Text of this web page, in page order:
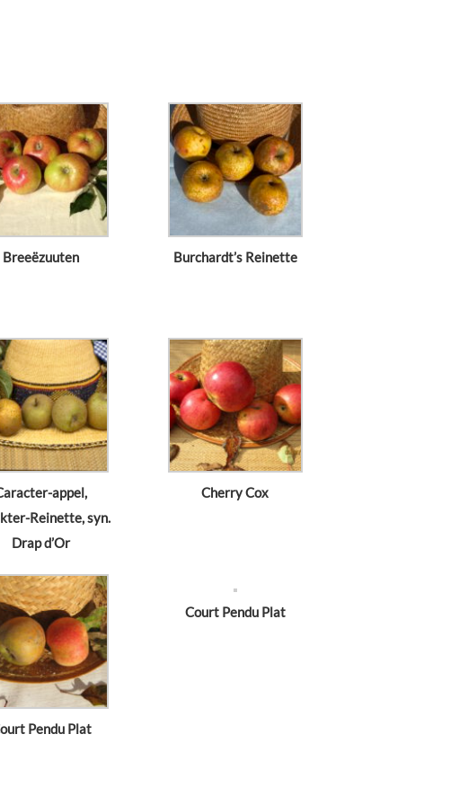
Breeëzuuten Burchardt’s Reinette
appel,
Reinette, syn.
Drap d’Or
Cherry Cox
Pendu Plat
Court Pendu Plat